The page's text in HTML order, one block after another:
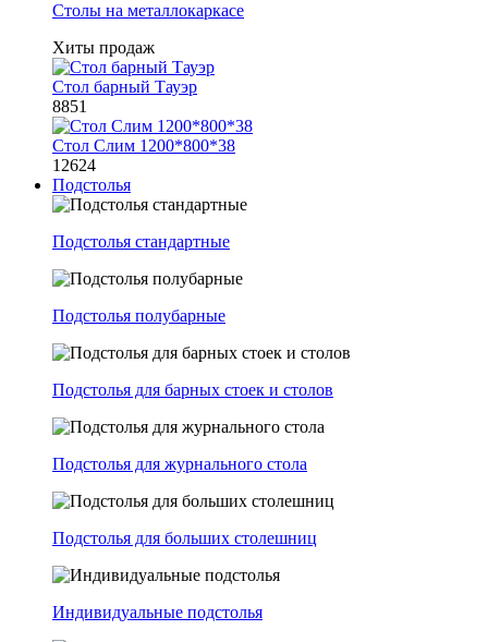
Столы на металлокаркасе
Хиты продаж
Стол барный Тауэр
8851
Стол Слим 1200*800*38
12624
Подстолья
Подстолья стандартные
Подстолья полубарные
Подстолья для барных стоек и столов
Подстолья для журнального стола
Подстолья для больших столешниц
Индивидуальные подстолья